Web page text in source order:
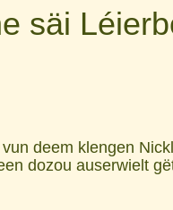
säi
deem klengen
dozou auserwielt